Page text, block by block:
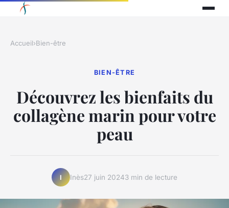
Accueil›Bien-être
BIEN-ÊTRE
Découvrez les bienfaits du
collagène marin pour votre
peau
I Inès27 juin 20243 min de lecture